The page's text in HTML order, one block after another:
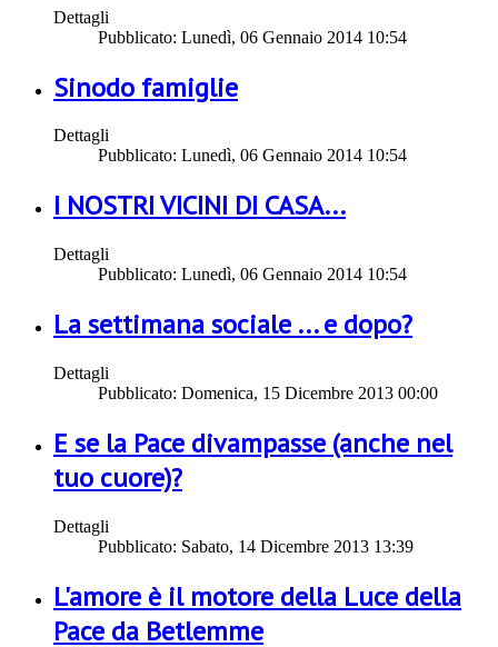
Dettagli
Pubblicato: Lunedì, 06 Gennaio 2014 10:54
Sinodo famiglie
Dettagli
Pubblicato: Lunedì, 06 Gennaio 2014 10:54
I NOSTRI VICINI DI CASA...
Dettagli
Pubblicato: Lunedì, 06 Gennaio 2014 10:54
La settimana sociale ... e dopo?
Dettagli
Pubblicato: Domenica, 15 Dicembre 2013 00:00
E se la Pace divampasse (anche nel
tuo cuore)?
Dettagli
Pubblicato: Sabato, 14 Dicembre 2013 13:39
L'amore è il motore della Luce della
Pace da Betlemme